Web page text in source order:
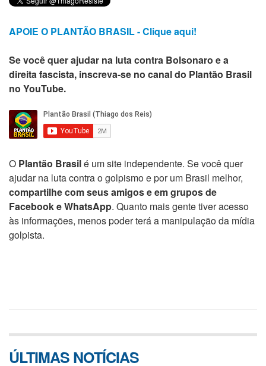
APOIE O PLANTÃO BRASIL - Clique aqui!
Se você quer ajudar na luta contra Bolsonaro e a
direita fascista, inscreva-se no canal do Plantão Brasil
no YouTube.
O Plantão Brasilé um site independente. Se você quer
ajudar na luta contra o golpismo e por um Brasil melhor,
compartilhe com seus amigos e em grupos de
Facebook e WhatsApp. Quanto mais gente tiver acesso
às informações, menos poder terá a manipulação da mídia
golpista.
ÚLTIMAS NOTÍCIAS